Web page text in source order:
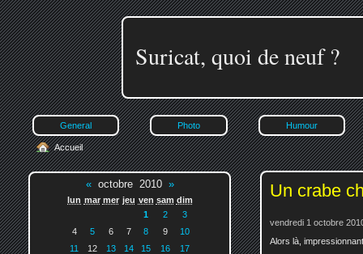
Suricat, quoi de neuf ?
General Photo Humour
Un crabe
vendredi 1 octobre
Alors là,
Accueil
«octobre 2010 »
lun mar mer jeu ven sam dim
1
2
3
4
5 6 7 8 9
10
11
12 13 14 15 16
17